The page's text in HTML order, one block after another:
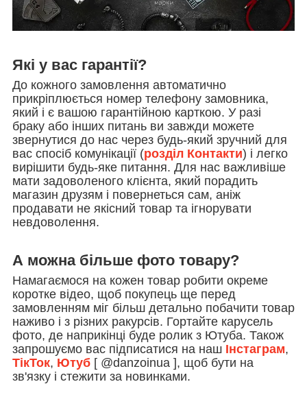
Які у вас гарантії?
До кожного замовлення автоматично
прикріплюється номер телефону замовника,
який і є вашою гарантійною карткою. У разі
браку або інших питань ви завжди можете
звернутися до нас через будь-який зручний для
вас спосіб комунікації (розділ Контакти) і легко
вирішити будь-яке питання. Для нас важливіше
мати задоволеного клієнта, який порадить
магазин друзям і повернеться сам, аніж
продавати не якісний товар та ігнорувати
невдоволення.
А можна більше фото товару?
Намагаємося на кожен товар робити окреме
коротке відео, щоб покупець ще перед
замовленням міг більш детально побачити товар
наживо і з різних ракурсів. Гортайте карусель
фото, де наприкінці буде ролик з Ютуба. Також
запрошуємо вас підписатися на наш Інстаграм,
ТікТок, Ютуб [ @danzoinua ], щоб бути на
зв'язку і стежити за новинками.